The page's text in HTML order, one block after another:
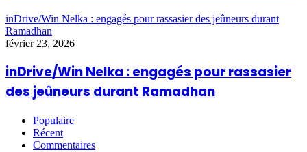
inDrive/Win Nelka : engagés pour rassasier des jeûneurs durant
Ramadhan
février 23, 2026
inDrive/Win Nelka : engagés pour rassasier
des jeûneurs durant Ramadhan
Populaire
Récent
Commentaires